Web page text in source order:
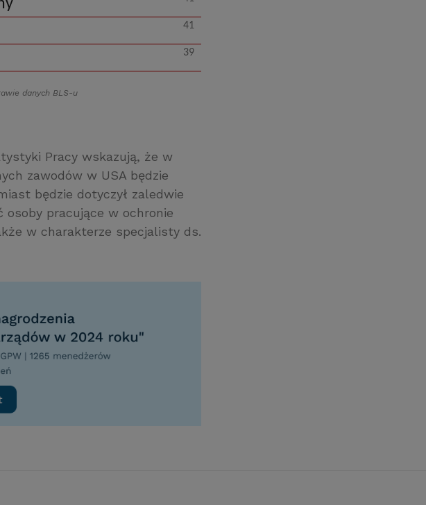
41
39
danych BLS-u
Pracy wskazują, że w
zawodów w USA będzie
będzie dotyczył zaledwie
osoby pracujące w ochronie
w charakterze specjalisty ds.